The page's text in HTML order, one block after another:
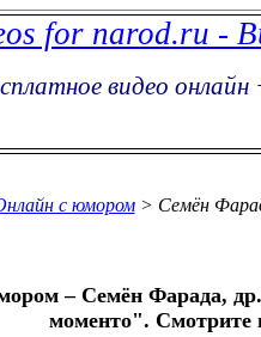
for narod.ru -
видео онлайн
с юмором> Семён
– Семён Фарада,
моменто". Смотрите